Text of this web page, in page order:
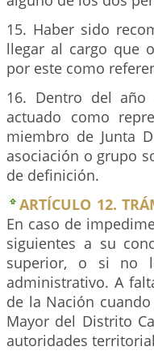
15. Haber sido
llegar al cargo que
por este como
16. Dentro del
actuado como
miembro de Junta
asociación o grupo
de definición.
ARTÍCULO 12.
En caso de
siguientes a su
superior, o si no
administrativo. A
de la Nación
Mayor del Distrito
autoridades